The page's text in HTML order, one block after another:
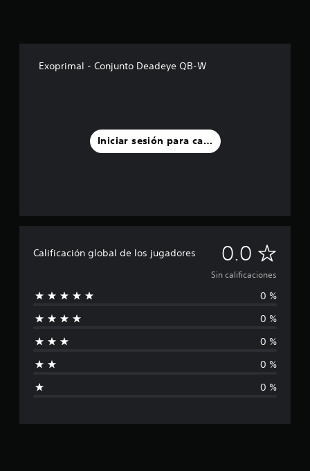
Exoprimal - Conjunto Deadeye QB-W
Iniciar sesión para calificar
Calificación global de los jugadores 0.0 S
i
n
c
f
Sin calificaciones
0 %
0 %
0 %
0 %
0 %